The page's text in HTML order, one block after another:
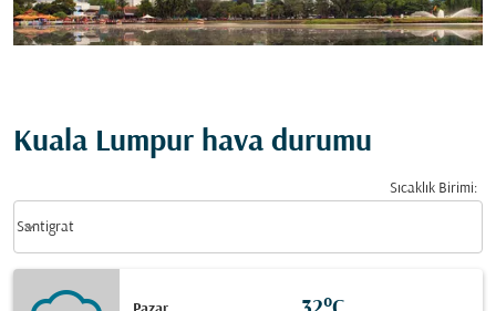
Kuala Lumpur hava durumu
Sıcaklık Birimi:
Santigrat
keyboard_arrow_down